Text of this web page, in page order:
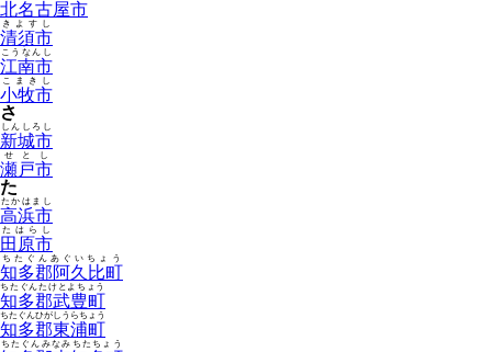
北名古屋市
清須市
きよすし
江南市
こうなんし
小牧市
こまきし
さ
新城市
しんしろし
瀬戸市
せとし
た
高浜市
たかはまし
田原市
たはらし
知多郡阿久比町
ちたぐんあぐいちょう
知多郡武豊町
ちたぐんたけとよちょう
知多郡東浦町
ちたぐんひがしうらちょう
ちたぐんみなみちたちょう